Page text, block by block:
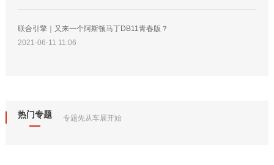
联合引擎｜又来一个阿斯顿马丁DB11青春版？
2021-06-11 11:06
热门专题 专题先从车展开始